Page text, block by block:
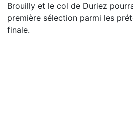
Brouilly et le col de Duriez
première sélection parmi les
finale.